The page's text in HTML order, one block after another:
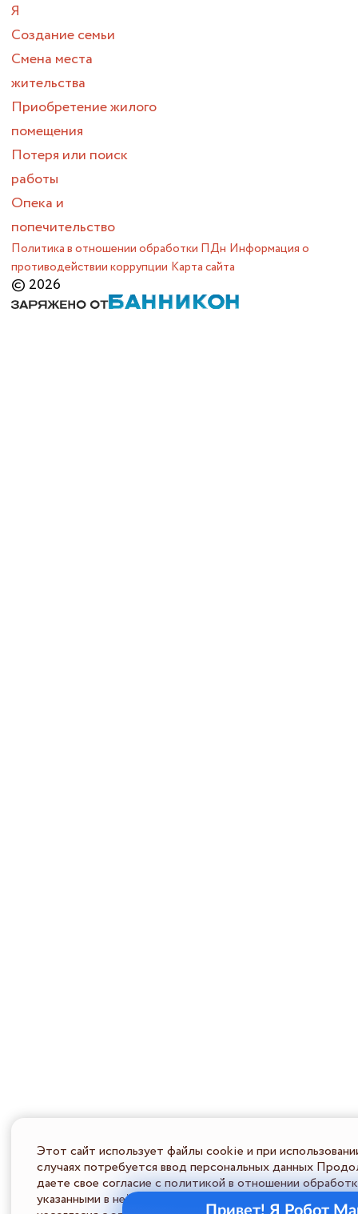
Я
Создание семьи
Смена места
жительства
Приобретение жилого
помещения
Потеря или поиск
работы
Опека и
попечительство
Политика в отношении обработки ПДн Информация о
противодействии коррупции Карта сайта
© 2026
Этот сайт использует файлы cookie и при
случаях потребуется ввод персональных данных
даете свое согласие с политикой в отношении
указанными в ней условиями обработки персональной
Привет! Я Робот